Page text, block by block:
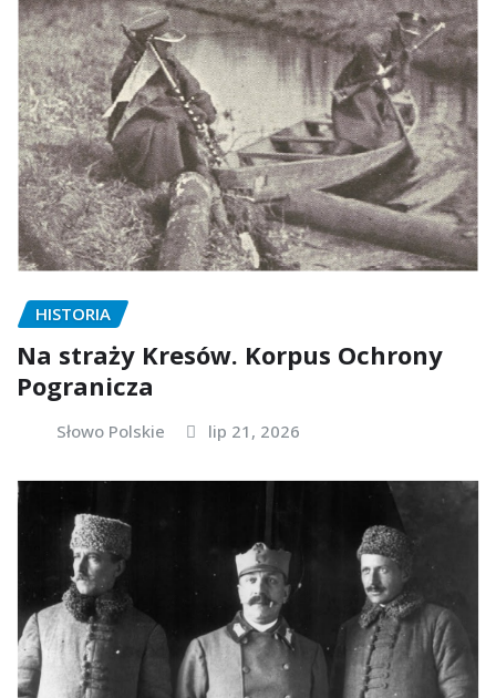
HISTORIA
Na straży Kresów. Korpus Ochrony
Pogranicza
Słowo Polskie lip 21, 2026